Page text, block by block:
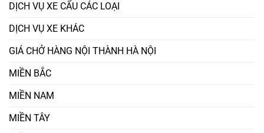
DỊCH VỤ XE CẨU CÁC LOẠI
DỊCH VỤ XE KHÁC
GIÁ CHỞ HÀNG NỘI THÀNH HÀ NỘI
MIỀN BẮC
MIỀN NAM
MIỀN TÂY